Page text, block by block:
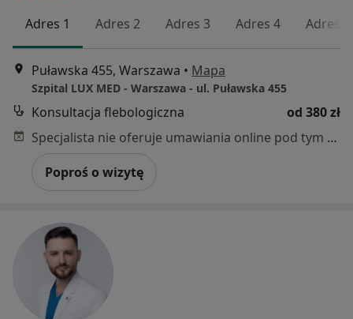
Adres 1 Adres 2 Adres 3 Adres 4 Adres 5
Puławska 455, Warszawa • Mapa
Szpital LUX MED - Warszawa - ul. Puławska 455
Konsultacja flebologiczna
od 380 zł
Specjalista nie oferuje umawiania online pod tym adresem.
Poproś o wizytę